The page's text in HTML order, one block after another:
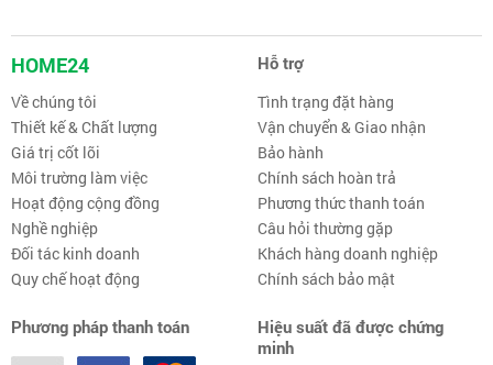
HOME24
Về chúng tôi
Thiết kế & Chất lượng
Giá trị cốt lõi
Môi trường làm việc
Hoạt động cộng đồng
Nghề nghiệp
Đối tác kinh doanh
Quy chế hoạt động
Hỗ trợ
Tình trạng đặt hàng
Vận chuyển & Giao nhận
Bảo hành
Chính sách hoàn trả
Phương thức thanh toán
Câu hỏi thường gặp
Khách hàng doanh nghiệp
Chính sách bảo mật
Phương pháp thanh toán
Hiệu suất đã được chứng
minh